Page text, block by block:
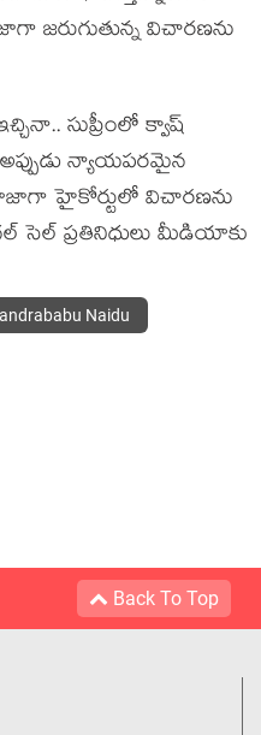
జ‌రుగుతున్న విచార‌ణ‌ను
సుప్రీంలో క్వాష్
న్యాయ‌ప‌ర‌మైన
హైకోర్టులో విచార‌ణ‌ను
సెల్ ప్ర‌తినిధులు మీడియాకు
Naidu
Back To Top